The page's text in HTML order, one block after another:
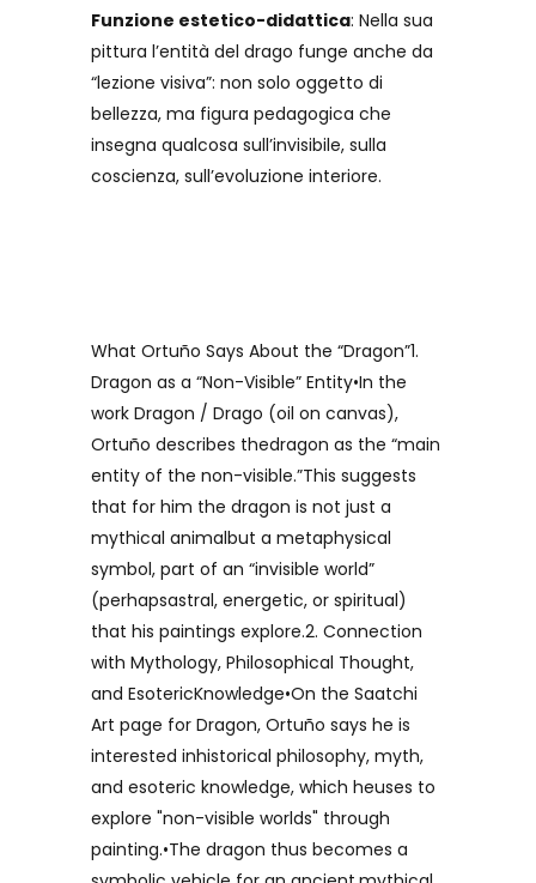
Funzione estetico-didattica: Nella sua
pittura l’entità del drago funge anche da
“lezione visiva”: non solo oggetto di
bellezza, ma figura pedagogica che
insegna qualcosa sull’invisibile, sulla
coscienza, sull’evoluzione interiore.
What Ortuño Says About the “Dragon”1.
Dragon as a “Non-Visible” Entity•In the
work Dragon / Drago (oil on canvas),
Ortuño describes thedragon as the “main
entity of the non-visible.”This suggests
that for him the dragon is not just a
mythical animalbut a metaphysical
symbol, part of an “invisible world”
(perhapsastral, energetic, or spiritual)
that his paintings explore.2. Connection
with Mythology, Philosophical Thought,
and EsotericKnowledge•On the Saatchi
Art page for Dragon, Ortuño says he is
interested inhistorical philosophy, myth,
and esoteric knowledge, which heuses to
explore "non-visible worlds" through
painting.•The dragon thus becomes a